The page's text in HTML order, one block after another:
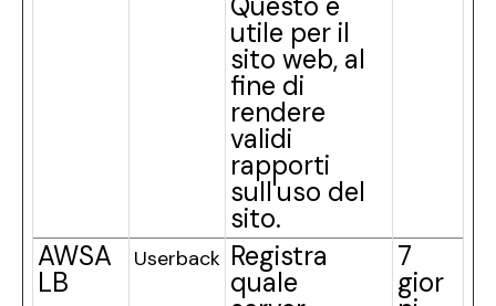
utile per il
sito web, al
fine di
rendere
validi
rapporti
sull'uso del
sito.
AWSA
LB
Userback Registra
quale
7
gior